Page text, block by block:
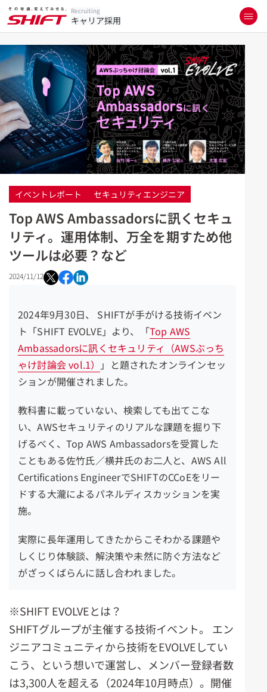
Recruiting
キャリア採用
イベントレポート セキュリティエンジニア
Top AWS Ambassadorsに訊くセキュ
リティ。運用体制、万全を期すため他
ツールは必要？など
2024/11/12
2024年9月30日、 SHIFTが手がける技術イベン
ト「SHIFT EVOLVE」より、「Top AWS
Ambassadorsに訊くセキュリティ（AWSぶっち
ゃけ討論会 vol.1）
」と題されたオンラインセッ
ションが開催されました。
教科書に載っていない、検索しても出てこな
い、AWSセキュリティのリアルな課題を掘り下
げるべく、Top AWS Ambassadorsを受賞した
こともある佐竹氏／横井氏のお二人と、AWS All
Certifications EngineerでSHIFTのCCoEをリー
ドする大瀧によるパネルディスカッションを実
施。
実際に長年運用してきたからこそわかる課題や
しくじり体験談、解決策や未然に防ぐ方法など
がざっくばらんに話し合われました。
※SHIFT EVOLVEとは？
SHIFTグループが主催する技術イベント。 エン
ジニアコミュニティから技術をEVOLVEしてい
こう、という想いで運営し、メンバー登録者数
は3,300人を超える（2024年10月時点）。開催